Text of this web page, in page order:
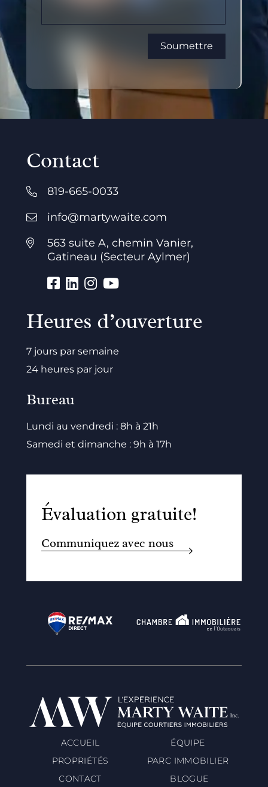
Contact
819-665-0033
info@martywaite.com
563 suite A, chemin Vanier,
Gatineau (Secteur Aylmer)
Heures d’ouverture
7 jours par semaine
24 heures par jour
Bureau
Lundi au vendredi : 8h à 21h
Samedi et dimanche : 9h à 17h
Évaluation gratuite!
Communiquez avec nous
ACCUEIL
ÉQUIPE
PROPRIÉTÉS
PARC IMMOBILIER
CONTACT
BLOGUE